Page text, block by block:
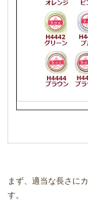
まず、適当な長さに
す。